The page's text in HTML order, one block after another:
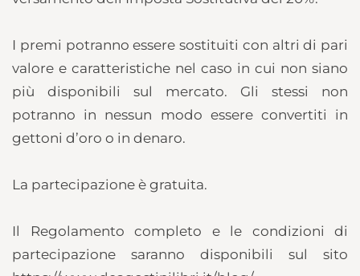
I premi potranno essere sostituiti con altri di pari
valore e caratteristiche nel caso in cui non siano
più disponibili sul mercato. Gli stessi non
potranno in nessun modo essere convertiti in
gettoni d’oro o in denaro.
La partecipazione è gratuita.
Il Regolamento completo e le condizioni di
partecipazione saranno disponibili sul sito